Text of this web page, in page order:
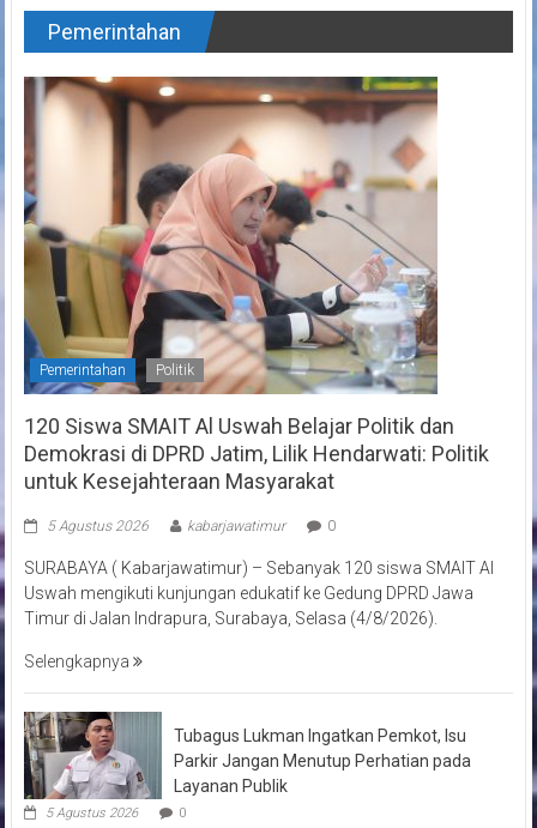
Pemerintahan
Pemerintahan Politik
120 Siswa SMAIT Al Uswah Belajar Politik dan
Demokrasi di DPRD Jatim, Lilik Hendarwati: Politik
untuk Kesejahteraan Masyarakat
5 Agustus 2026 kabarjawatimur 0
SURABAYA ( Kabarjawatimur) – Sebanyak 120 siswa SMAIT Al
Uswah mengikuti kunjungan edukatif ke Gedung DPRD Jawa
Timur di Jalan Indrapura, Surabaya, Selasa (4/8/2026).
Selengkapnya
Tubagus Lukman Ingatkan Pemkot, Isu
Parkir Jangan Menutup Perhatian pada
Layanan Publik
5 Agustus 2026 0